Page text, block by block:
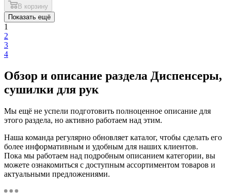
В корзину
Показать ещё
1
2
3
4
Обзор и описание раздела Диспенсеры,
сушилки для рук
Мы ещё не успели подготовить полноценное описание для
этого раздела, но активно работаем над этим.
Наша команда регулярно обновляет каталог, чтобы сделать его
более информативным и удобным для наших клиентов.
Пока мы работаем над подробным описанием категории, вы
можете ознакомиться с доступным ассортиментом товаров и
актуальными предложениями.